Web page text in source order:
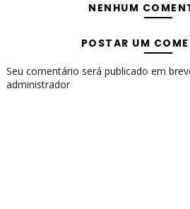
NENHUM
POSTAR UM
Seu comentário será publicado em
administrador